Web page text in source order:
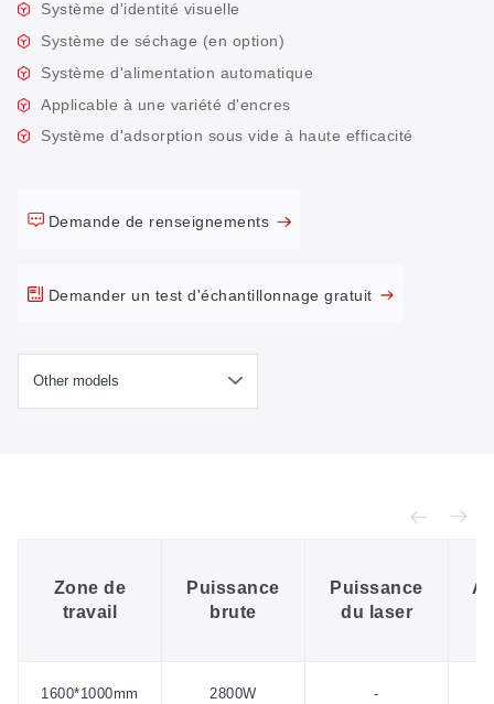
Système d'identité visuelle
Système de séchage (en option)
Système d'alimentation automatique
Applicable à une variété d'encres
Système d'adsorption sous vide à haute efficacité
Demande de renseignements
Demander un test d'échantillonnage gratuit
Zone de
travail
Puissance
brute
Puissance
du laser
1600*1000mm 2800W -